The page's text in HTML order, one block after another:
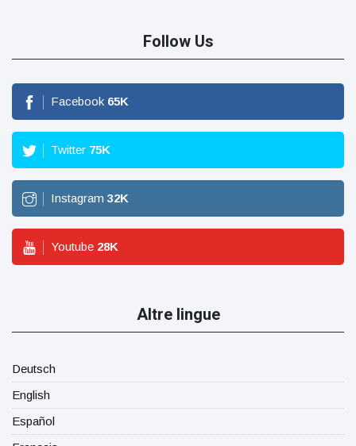
Follow Us
Facebook 65K
Twitter 75K
Instagram 32K
Youtube 28K
Altre lingue
Deutsch
English
Español